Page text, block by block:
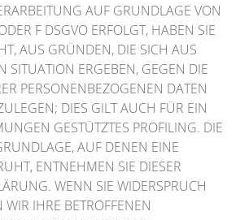
AUF GRUNDLAGE VON
F DSGVO ERFOLGT, HABEN SIE
AUS GRÜNDEN, DIE SICH AUS
SITUATION ERGEBEN, GEGEN DIE
PERSONENBEZOGENEN DATEN
DIES GILT AUCH FÜR EIN
GESTÜTZTES PROFILING. DIE
AUF DENEN EINE
ENTNEHMEN SIE DIESER
WENN SIE WIDERSPRUCH
IHRE BETROFFENEN